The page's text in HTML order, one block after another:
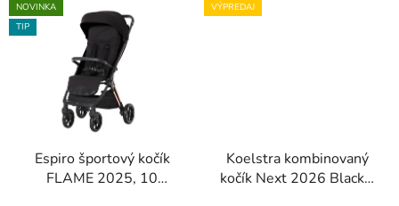
NOVINKA
TIP
Espiro športový kočík
FLAME 2025, 10
VÝPREDAJ
Koelstra kombinovaný
kočík Next 2026 Black s